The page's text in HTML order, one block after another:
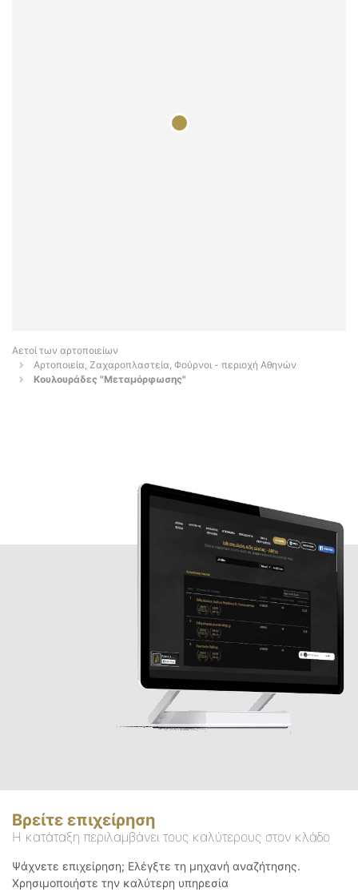
Αετοί των αρτοποιείων
Αρτοποιεία, Ζαχαροπλαστεία, Φούρνοι - περιοχή Αθηνών
Κουλουράδες "Μεταμόρφωσης"
Βρείτε επιχείρηση
Η κατάταξη περιλαμβάνει τους καλύτερους στον κλάδο
Ψάχνετε επιχείρηση; Ελέγξτε τη μηχανή αναζήτησης.
Χρησιμοποιήστε την καλύτερη υπηρεσία